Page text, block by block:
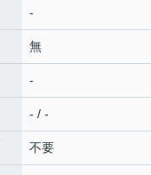
-
無
-
- / -
不要